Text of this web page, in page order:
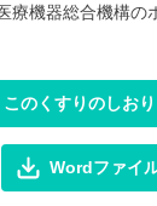
療機器総合機構の
このくすりのしお
Wordファイ